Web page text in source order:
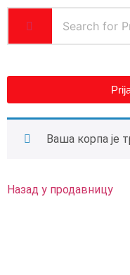
Ваша корпа је
Назад у продавницу